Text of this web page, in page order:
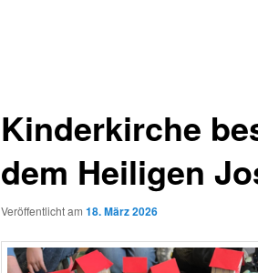
Kinderkirche
dem Heiligen
Veröffentlicht am 18. März 2026